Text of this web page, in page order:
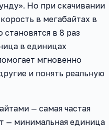
Но при скачивании
в мегабайтах в
в 8 раз
в единицах
мгновенно
и понять реальную
— самая частая
— минимальная единица